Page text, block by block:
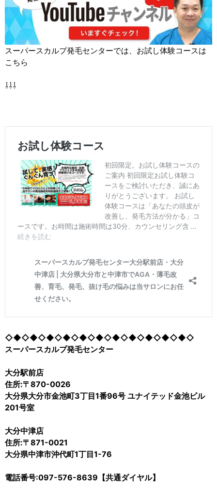
スーパースカルプ発毛センターでは、お試し体験コースは
こちら
⇩⇩⇩
◇◆◇◆◇◆◇◆◇◆◇◆◇◆◇◆◇◆◇◆◇◆◇
スーパースカルプ発毛センター
大分駅前店
住所:〒870-0026
大分県大分市金池町3丁目1番96号 ユナイテッド金池ビル
201号室
大分中津店
住所:〒871-0021
大分県中津市沖代町1丁目1-76
電話番号:097-576-8639【共通ダイヤル】